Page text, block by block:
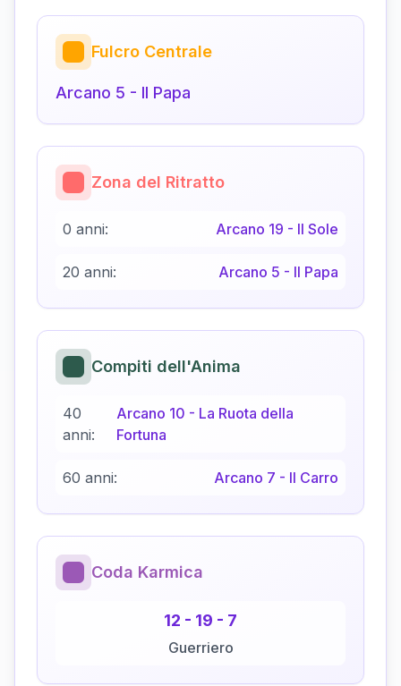
Fulcro Centrale
Arcano 5 - Il Papa
Zona del Ritratto
0 anni: Arcano 19 - Il Sole
20 anni: Arcano 5 - Il Papa
Compiti dell'Anima
40
anni:
Arcano 10 - La Ruota della
Fortuna
60 anni: Arcano 7 - Il Carro
Coda Karmica
12 - 19 - 7
Guerriero